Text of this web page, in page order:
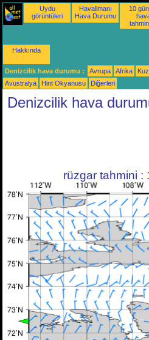
Uydu
görüntüleri
Havalimanı
Hava Durumu
10
Hakkında
Denizcilik hava durumu : Avrupa Afrika
Avustralya
Hint Okyanusu Diğerleri
Denizcilik hava
rüzgar tahmini :